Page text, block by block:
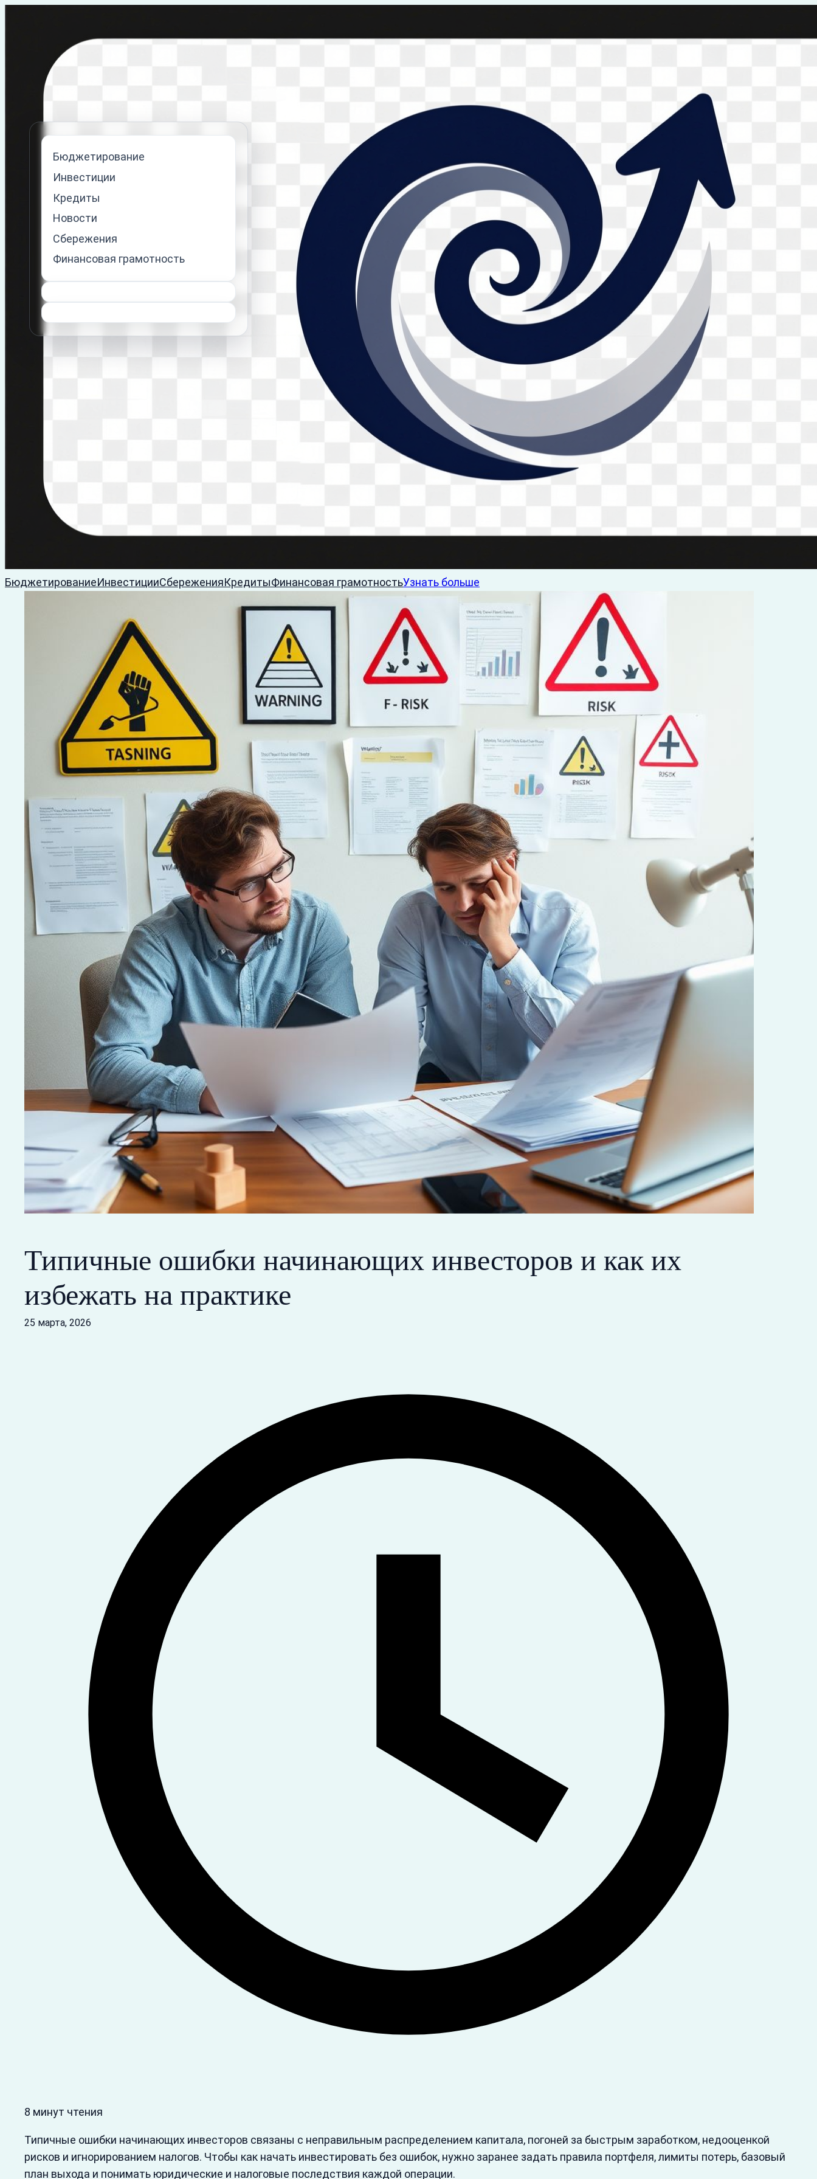
содержимому
БюджетированиеИнвестицииСбереженияКредитыФинансовая грамотностьУзнать больше
Типичные ошибки начинающих инвесторов и как их
избежать на практике
25 марта, 2026
8 минут чтения
Типичные ошибки начинающих инвесторов связаны с неправильным распределением капитала, погоней за быстрым заработком, недооценкой
рисков и игнорированием налогов. Чтобы как начать инвестировать без ошибок, нужно заранее задать правила портфеля, лимиты потерь, базовый
план выхода и понимать юридические и налоговые последствия каждой операции.
Бюджетирование
Инвестиции
Кредиты
Новости
Сбережения
Финансовая грамотность